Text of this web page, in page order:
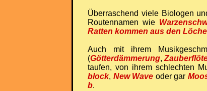
Überraschend viele Biologen
Routennamen wie
Ratten kommen aus den
Auch mit ihrem
(Götterdämmerung,
taufen, von ihrem schlechten
block, New Wave oder gar
b.